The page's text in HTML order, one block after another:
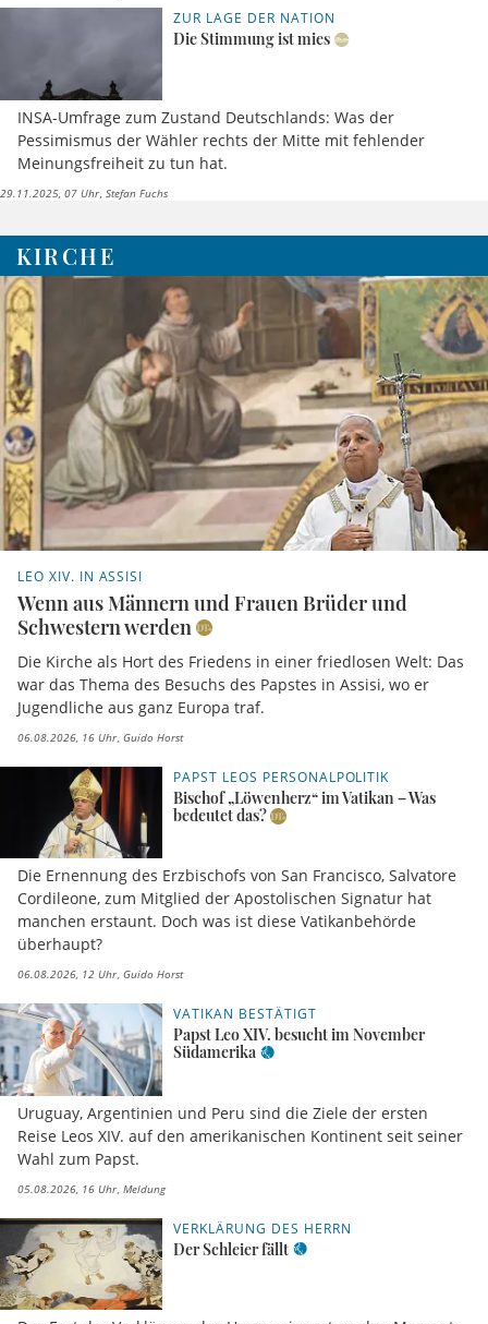
ZUR LAGE DER NATION
Die Stimmung ist mies
INSA-Umfrage zum Zustand Deutschlands: Was der
Pessimismus der Wähler rechts der Mitte mit fehlender
Meinungsfreiheit zu tun hat.
29.11.2025, 07 Uhr Stefan Fuchs
KIRCHE
LEO XIV. IN ASSISI
Wenn aus Männern und Frauen Brüder und
Schwestern werden
Die Kirche als Hort des Friedens in einer friedlosen Welt: Das
war das Thema des Besuchs des Papstes in Assisi, wo er
Jugendliche aus ganz Europa traf.
06.08.2026, 16 Uhr Guido Horst
PAPST LEOS PERSONALPOLITIK
Bischof „Löwenherz“ im Vatikan – Was
bedeutet das?
Die Ernennung des Erzbischofs von San Francisco, Salvatore
Cordileone, zum Mitglied der Apostolischen Signatur hat
manchen erstaunt. Doch was ist diese Vatikanbehörde
überhaupt?
06.08.2026, 12 Uhr Guido Horst
VATIKAN BESTÄTIGT
Papst Leo XIV. besucht im November
Südamerika
Uruguay, Argentinien und Peru sind die Ziele der ersten
Reise Leos XIV. auf den amerikanischen Kontinent seit seiner
Wahl zum Papst.
05.08.2026, 16 Uhr Meldung
VERKLÄRUNG DES HERRN
Der Schleier fällt